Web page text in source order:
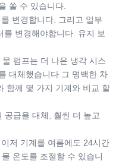
쏠 수 있습니다.
변경합니다. 그리고 일부
변경해야합니다. 유지 보
펌프는 더 나은 냉각 시스
대체했습니다.그 명백한 차
함께 몇 가지 기계와 비교 할
공급을 대체, 훨씬 더 높고
저 기계를 여름에도 24시간
온도를 조절할 수 있습니